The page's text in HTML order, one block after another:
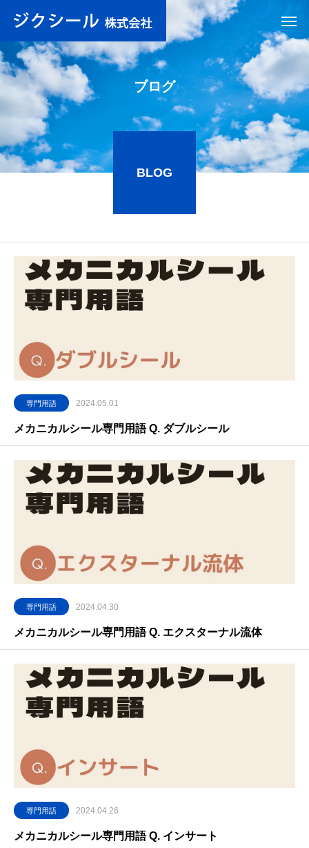
ブログ
BLOG
専門用語 2024.05.01
メカニカルシール専門用語 Q. ダブルシール
専門用語 2024.04.30
メカニカルシール専門用語 Q. エクスターナル流体
専門用語 2024.04.26
メカニカルシール専門用語 Q. インサート